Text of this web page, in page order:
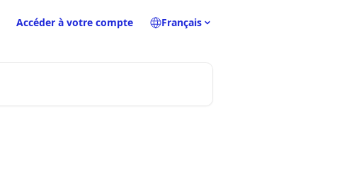
Accéder à votre compte Français